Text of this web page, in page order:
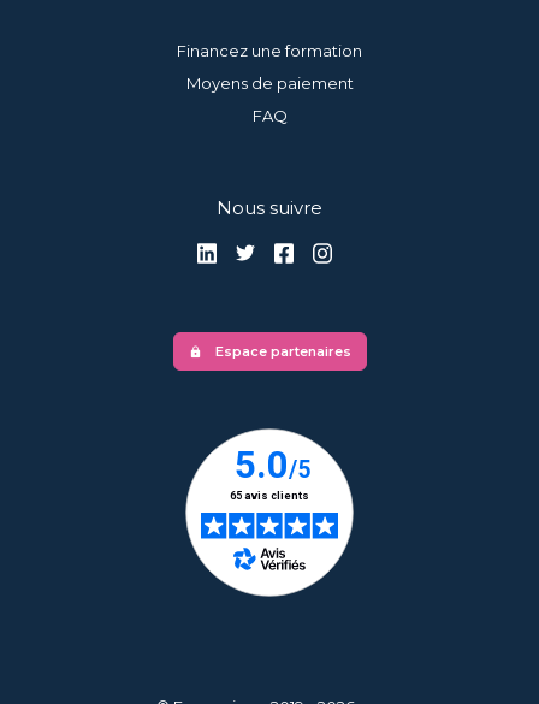
Financez une formation
Moyens de paiement
FAQ
Nous suivre
lock Espace partenaires